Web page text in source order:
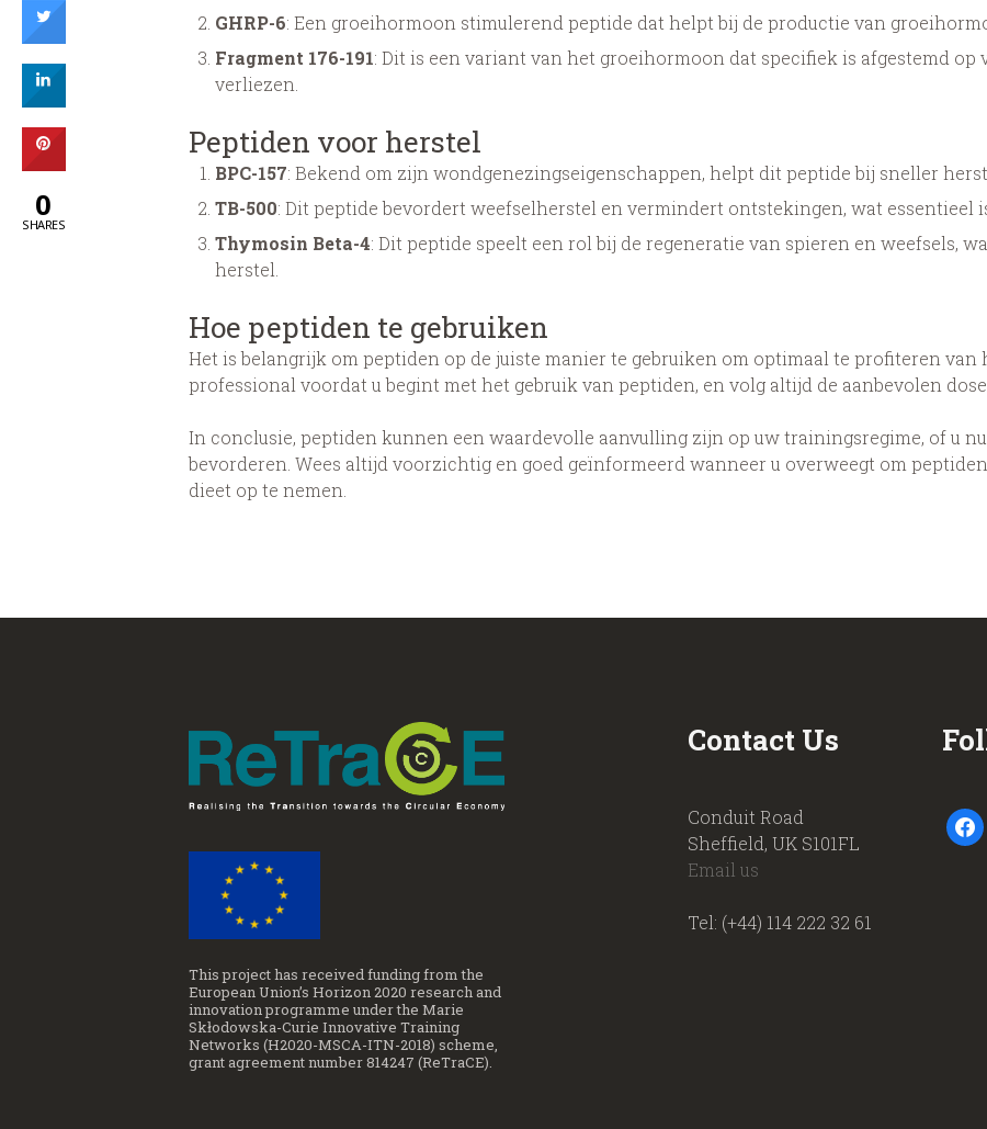
GHRP-6: Een groeihormoon stimulerend peptide dat helpt bij de productie van
Fragment 176-191: Dit is een variant van het groeihormoon dat specifiek is afgestemd op
verliezen.
Peptiden voor herstel
BPC-157: Bekend om zijn wondgenezingseigenschappen, helpt dit peptide bij sneller
TB-500: Dit peptide bevordert weefselherstel en vermindert ontstekingen, wat essentieel
Thymosin Beta-4: Dit peptide speelt een rol bij de regeneratie van spieren en weefsels,
herstel.
Hoe peptiden te gebruiken
Het is belangrijk om peptiden op de juiste manier te gebruiken om optimaal te profiteren van
professional voordat u begint met het gebruik van peptiden, en volg altijd de aanbevolen
In conclusie, peptiden kunnen een waardevolle aanvulling zijn op uw trainingsregime, of u
bevorderen. Wees altijd voorzichtig en goed geïnformeerd wanneer u overweegt om
dieet op te nemen.
This project has received funding from the
European Union’s Horizon 2020 research and
innovation programme under the Marie
Skłodowska-Curie Innovative Training
Networks (H2020-MSCA-ITN-2018) scheme,
grant agreement number 814247 (ReTraCE).
Contact Us
Conduit Road
Sheffield, UK S101FL
Email us
Tel: (+44) 114 222 32 61
0
SHARES